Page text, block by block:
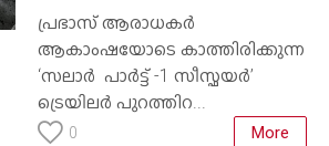
പ്രഭാസ് ആരാധകര്‍
ആകാംഷയോടെ കാത്തിരിക്കുന്ന
‘സലാര്‍ പാര്‍ട്ട് -1 സീസ്ഫയര്‍’
ട്രെയിലര്‍ പുറത്തിറ...
0 More